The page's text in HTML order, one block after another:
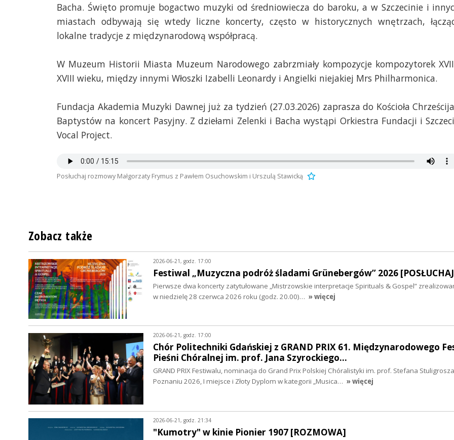
Bacha. Święto promuje bogactwo muzyki od średniowiecza do baroku, a w Szczecinie i
miastach odbywają się wtedy liczne koncerty, często w historycznych wnętrzach,
lokalne tradycje z międzynarodową współpracą.
W Muzeum Historii Miasta Muzeum Narodowego zabrzmiały kompozycje kompozytorek
XVIII wieku, między innymi Włoszki Izabelli Leonardy i Angielki niejakiej Mrs Philharmonica.
Fundacja Akademia Muzyki Dawnej już za tydzień (27.03.2026) zaprasza do Kościoła
Baptystów na koncert Pasyjny. Z dziełami Zelenki i Bacha wystąpi Orkiestra Fundacji i
Vocal Project.
Posłuchaj rozmowy Małgorzaty Frymus z Pawłem Osuchowskim i Urszulą Stawicką
Zobacz także
2026-06-21, godz. 17:00
Festiwal „Muzyczna podróż śladami Grünebergów” 2026
Pierwsze dwa koncerty zatytułowane „Mistrzowskie interpretacje Spirituals & Gospel”
w niedzielę 28 czerwca 2026 roku (godz. 20.00)… » więcej
2026-06-21, godz. 17:00
Chór Politechniki Gdańskiej z GRAND PRIX 61. Międzynarodowego
Pieśni Chóralnej im. prof. Jana Szyrockiego…
GRAND PRIX Festiwalu, nominacja do Grand Prix Polskiej Chóralistyki im. prof. Stefana
Poznaniu 2026, I miejsce i Złoty Dyplom w kategorii „Musica… » więcej
2026-06-21, godz. 21:34
"Kumotry" w kinie Pionier 1907 [ROZMOWA]